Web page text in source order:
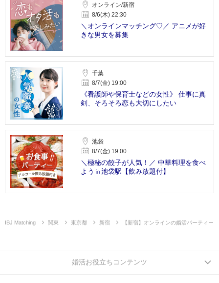
オンライン/新宿
8/6(木) 22:30
＼オンラインマッチング♡／ アニメが好
きな男女を募集
千葉
8/7(金) 19:00
《看護師や保育士などの女性》 仕事に真
剣、そろそろ恋も大切にしたい
池袋
8/7(金) 19:00
＼極秘の餃子が人気！／ 中華料理を食べ
よう㏌池袋駅【飲み放題付】
IBJ Matching 関東 東京都 新宿 【新宿】オンラインの婚活パーティー
婚活お役立ちコンテンツ